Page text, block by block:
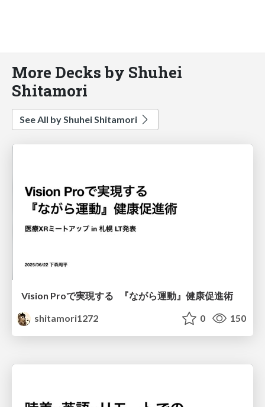
More Decks by Shuhei
Shitamori
See All by Shuhei Shitamori
Vision Proで実現する 『ながら運動』健康促進術
shitamori1272
0 150